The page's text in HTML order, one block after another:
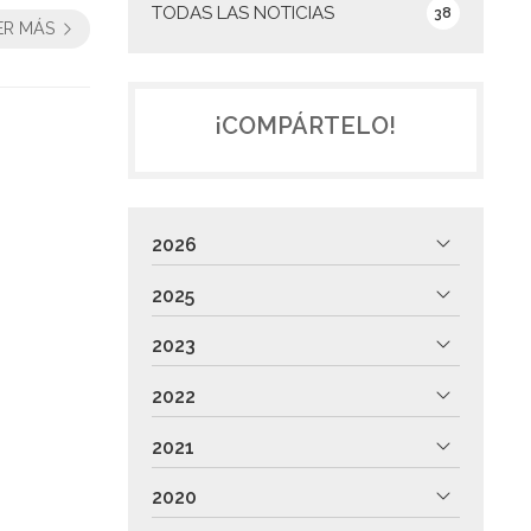
TODAS LAS NOTICIAS 38
MÁS
¡COMPÁRTELO!
2026
2025
2023
2022
2021
2020